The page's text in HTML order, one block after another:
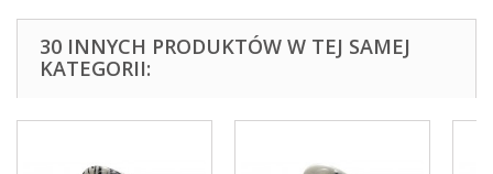
30 INNYCH PRODUKTÓW W TEJ SAMEJ
KATEGORII: